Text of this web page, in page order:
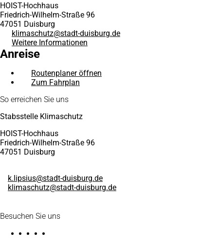
HOIST-Hochhaus
Friedrich-Wilhelm-Straße 96
47051 Duisburg
klimaschutz
stadt-duisburg de
Weitere Informationen
Anreise
Routenplaner öffnen
Zum Fahrplan
Tab)
Fußbereich
So erreichen Sie uns
Stabsstelle Klimaschutz
HOIST-Hochhaus
Friedrich-Wilhelm-Straße 96
47051 Duisburg
k.lipsius stadt-duisburg de
klimaschutz
stadt-duisburg de
Besuchen Sie uns